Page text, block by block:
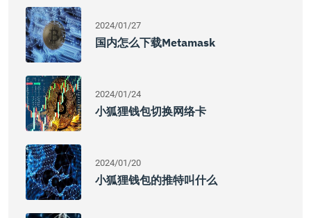
2024/01/27
国内怎么下载Metamask
2024/01/24
小狐狸钱包切换网络卡
2024/01/20
小狐狸钱包的推特叫什么